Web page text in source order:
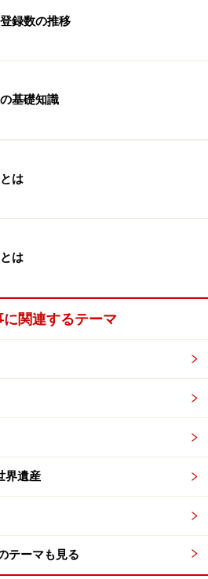
世界遺産には河口湖を含め、富士
ス＝国際記念物遺跡会議）から
載勧告を受けていた「富士山
山－信仰の対象と芸術の源泉
source of artistic inspiration"」
功した。日本の世界遺産として
ては13件目となる。
な問題点が指摘されていた。
値は認めるが、(iv)の価値は証明
つばら）は構成資産から除外す
称を改め、内容と結びついたも
のの、三保松原については一体
否。世界遺産委員会メンバーへ
員会では多数の委員から三保松
関連記事を参照のこと。
録数の推移
基礎知識
は
は
に関連するテーマ
界遺産
テーマも見る